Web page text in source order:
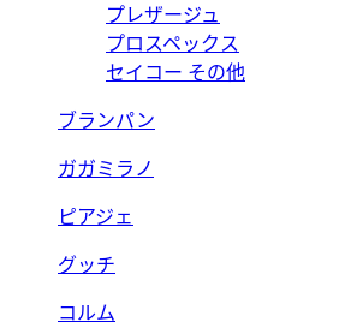
プレザージュ
プロスペックス
セイコー その他
ブランパン
ガガミラノ
ピアジェ
グッチ
コルム